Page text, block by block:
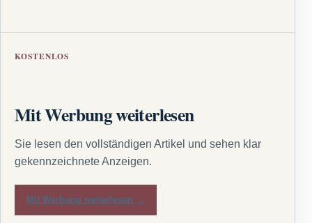
KOSTENLOS
Mit Werbung weiterlesen
Sie lesen den vollständigen Artikel und sehen klar
gekennzeichnete Anzeigen.
Mit Werbung weiterlesen →